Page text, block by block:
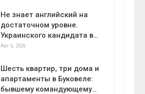
Не знает английский на
достаточном уровне.
Украинского кандидата в…
Авг 6, 2026
Шесть квартир, три дома и
апартаменты в Буковеле:
бывшему командующему…